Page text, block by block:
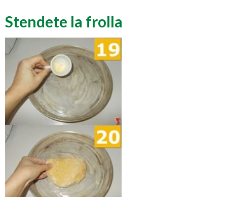
Stendete la frolla